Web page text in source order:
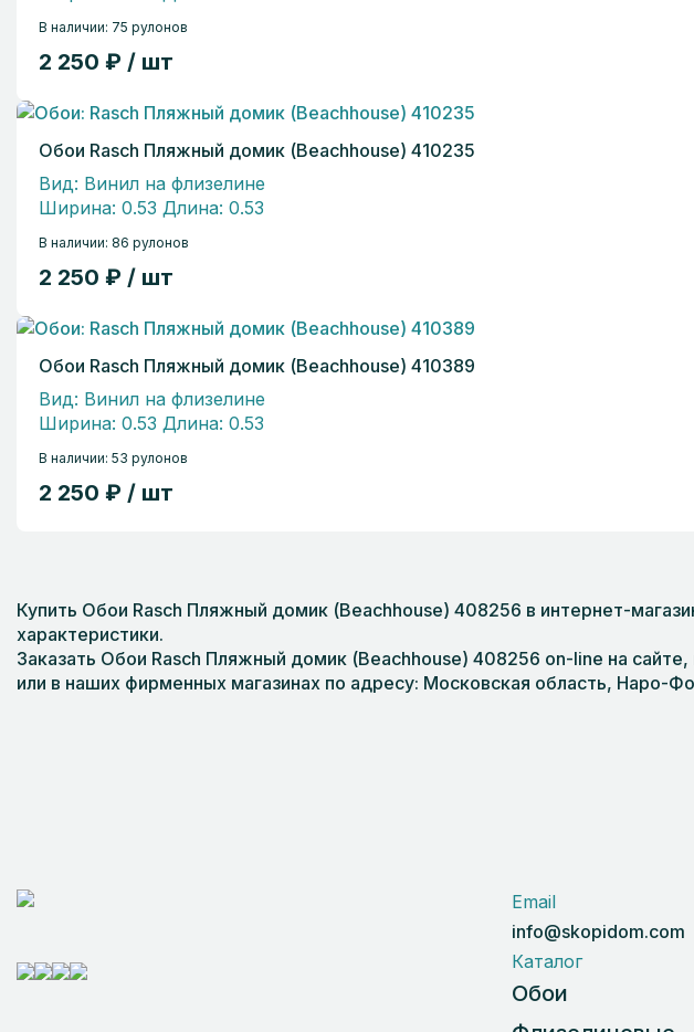
В наличии: 75 рулонов
2 250 ₽ / шт
Обои Rasch Пляжный домик (Beachhouse) 410235
Вид: Винил на флизелине
Ширина: 0.53 Длина: 0.53
В наличии: 86 рулонов
2 250 ₽ / шт
Обои Rasch Пляжный домик (Beachhouse) 410389
Вид: Винил на флизелине
Ширина: 0.53 Длина: 0.53
В наличии: 53 рулонов
2 250 ₽ / шт
Купить Обои Rasch Пляжный домик (Beachhouse) 408256 в интернет-
характеристики.
Заказать Обои Rasch Пляжный домик (Beachhouse) 408256 on-line на сайте,
или в наших фирменных магазинах по адресу: Московская область, Наро-
Email
info@skopidom.com
Каталог
Обои